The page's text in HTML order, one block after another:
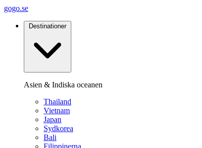
gogo.se
Destinationer
Asien & Indiska oceanen
Thailand
Vietnam
Japan
Sydkorea
Bali
Filippinerna